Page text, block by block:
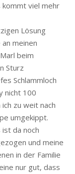
kommt viel mehr
Lösung
an meinen
beim
Sturz
Schlammloch
nicht 100
zu weit nach
umgekippt.
da noch
und meine
in der Familie
nur gut, dass